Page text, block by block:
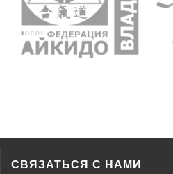
СВЯЗАТЬСЯ С НАМИ